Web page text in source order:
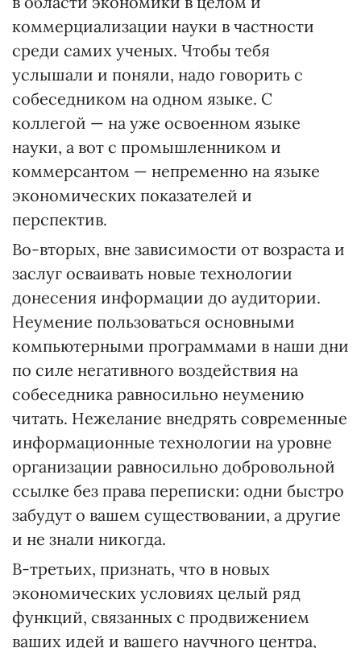
коммерциализации науки в частности
среди самих ученых. Чтобы тебя
услышали и поняли, надо говорить с
собеседником на одном языке. С
коллегой — на уже освоенном языке
науки, а вот с промышленником и
коммерсантом — непременно на языке
экономических показателей и
перспектив.
Во-вторых, вне зависимости от возраста и
заслуг осваивать новые технологии
донесения информации до аудитории.
Неумение пользоваться основными
компьютерными программами в наши дни
по силе негативного воздействия на
собеседника равносильно неумению
читать. Нежелание внедрять современные
информационные технологии на уровне
организации равносильно добровольной
ссылке без права переписки: одни быстро
забудут о вашем существовании, а другие
и не знали никогда.
В-третьих, признать, что в новых
экономических условиях целый ряд
функций, связанных с продвижением
ваших идей и вашего научного центра,